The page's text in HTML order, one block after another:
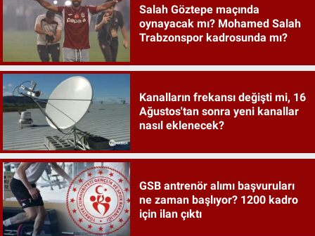
Salah Göztepe maçında
oynayacak mı? Mohamed Salah
Trabzonspor kadrosunda mı?
Kanalların frekansı değişti mi, 16
Ağustos'tan sonra yeni kanallar
nasıl eklenecek?
GSB antrenör alımı başvuruları
ne zaman başlıyor? 1200 kadro
için ilan çıktı